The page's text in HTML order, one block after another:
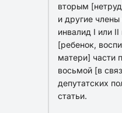
вторым
и другие
инвалид I или
[ребенок,
матери] части
восьмой [в
депутатских
статьи.